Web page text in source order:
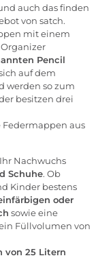
auch das finden
von satch.
mit einem
Pencil
auf dem
werden so zum
besitzen drei
Federmappen aus
Nachwuchs
Schuhe. Ob
Kinder bestens
oder
sowie eine
Füllvolumen von
von 25 Litern